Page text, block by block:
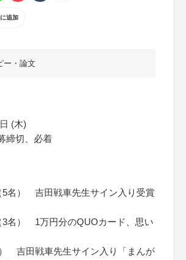
追加
ー・論文
(木)
締切、必着
5名） 吉田戦車先生サイン入り受賞
3名） 1万円分のQUOカード、思い
吉田戦車先生サイン入り「まんが